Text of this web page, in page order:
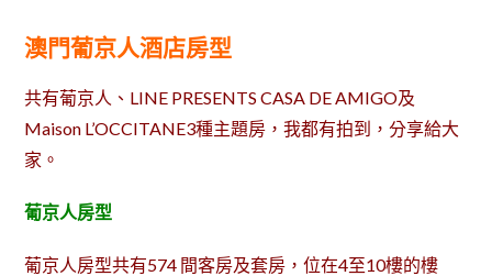
澳門葡京人酒店房型
共有葡京人、LINE PRESENTS CASA DE AMIGO及
Maison L’OCCITANE3種主題房，我都有拍到，分享給大
家。
葡京人房型
葡京人房型共有574 間客房及套房，位在4至10樓的樓